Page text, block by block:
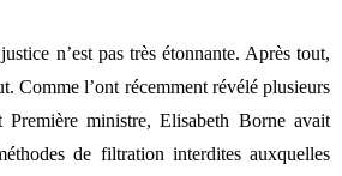
n’est pas très étonnante. Après tout,
Comme l’ont récemment révélé plusieurs
Première ministre, Elisabeth Borne avait
de filtration interdites auxquelles